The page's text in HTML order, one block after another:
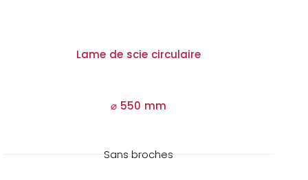
Lame de scie circulaire
⌀ 550 mm
Sans broches